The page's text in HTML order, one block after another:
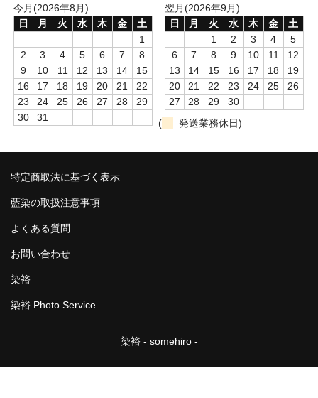
マスク
ストール、マフラー
手ぬぐい
風呂敷
藍染取扱事項
カート
ログイン
今月(2026年8月)
日
月 火 水 木 金
土
1
2
3 4 5 6 7
8
9
10 11 12 13 14
15
16
17 18 19 20 21
22
23
24 25 26 27 28
29
30
31
翌月(2026年9月)
日
月 火 水 木 金
土
1
2 3 4
5
6
7 8 9 10 11
12
13
14 15 16 17 18
19
20
21 22 23 24 25
26
27
28 29
30
(
発送業務休日)
特定商取法に基づく表示
藍染の取扱注意事項
よくある質問
お問い合わせ
染裕
染裕 Photo Service
染裕 - somehiro -